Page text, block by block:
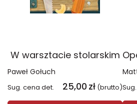
W warsztacie stolarskim
Paweł Gołuch
Sug. cena det. 25,00 zł (brutto)